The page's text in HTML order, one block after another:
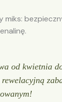
miks:
od kwietnia